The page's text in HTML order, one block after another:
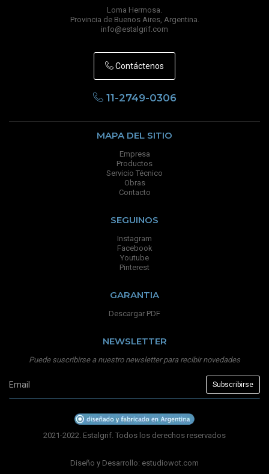
Loma Hermosa.
Provincia de Buenos Aires, Argentina.
info@estalgrif.com
Contáctenos
11-2749-0306
MAPA DEL SITIO
Empresa
Productos
Servicio Técnico
Obras
Contacto
SEGUINOS
Instagram
Facebook
Youtube
Pinterest
GARANTIA
Descargar PDF
NEWSLETTER
Puede suscribirse a nuestro newsletter para recibir novedades
2021-2022. Estalgrif. Todos los derechos reservados
Diseño y Desarrollo: estudiowot.com